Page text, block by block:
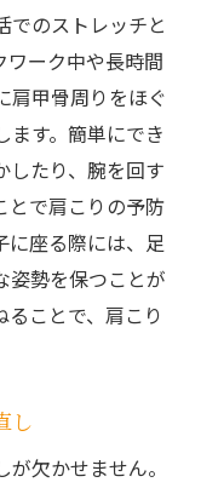
でのストレッチと
ワーク中や長時間
肩甲骨周りをほぐ
ます。簡単にでき
したり、腕を回す
とで肩こりの予防
に座る際には、足
姿勢を保つことが
ことで、肩こり
し
欠かせません。